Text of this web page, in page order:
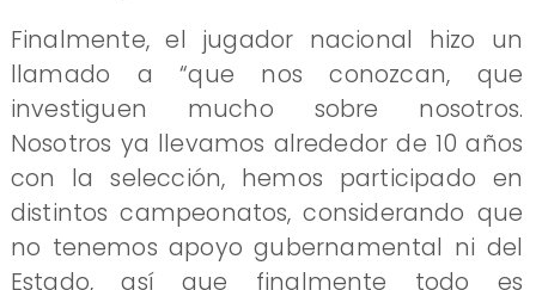
Finalmente, el jugador nacional hizo un
llamado a “que nos conozcan, que
investiguen mucho sobre nosotros.
Nosotros ya llevamos alrededor de 10 años
con la selección, hemos participado en
distintos campeonatos, considerando que
no tenemos apoyo gubernamental ni del
Estado, así que finalmente todo es